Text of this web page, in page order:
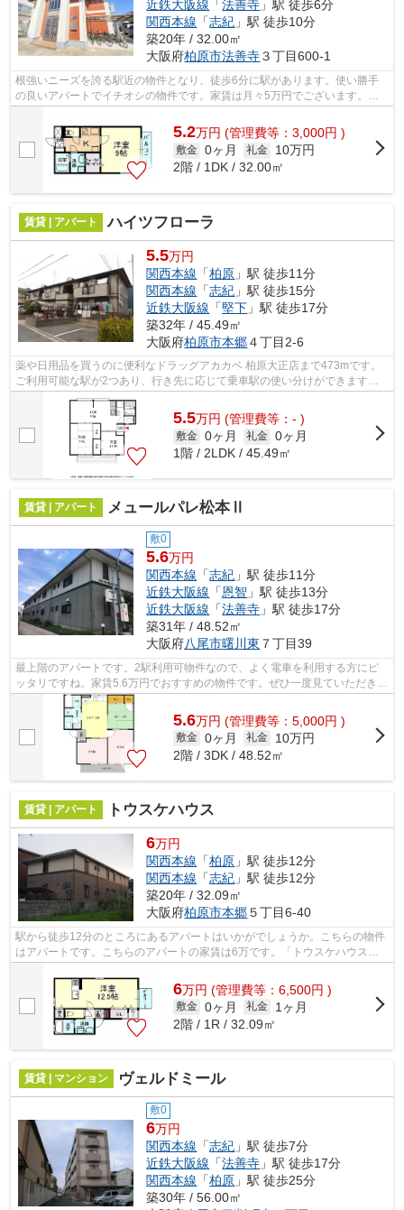
近鉄大阪線 「法善寺 」駅 徒歩6分
関西本線 「志紀 」駅 徒歩10分
築20年 / 32.00㎡
大阪府柏原市法善寺３丁目600-1
根強いニーズを誇る駅近の物件となり、徒歩6分に駅があります。使い勝手
の良いアパートでイチオシの物件です。家賃は月々5万円でございます。当
社イチオシの物件の「ボヌールせいざん...
5.2万円 (管理費等：3,000円 )
敷金 0ヶ月 礼金
10万円
2階 / 1DK / 32.00㎡
賃貸 | アパート ハイツフローラ
5.5万円
関西本線 「柏原 」駅 徒歩11分
関西本線 「志紀 」駅 徒歩15分
近鉄大阪線 「堅下 」駅 徒歩17分
築32年 / 45.49㎡
大阪府柏原市本郷４丁目2-6
薬や日用品を買うのに便利なドラッグアカカベ 柏原大正店まで473mです。
ご利用可能な駅が2つあり、行き先に応じて乗車駅の使い分けができます。
賃料10万円以下をご希望のお客様、ぜひ...
5.5万円 (管理費等：- )
敷金 0ヶ月 礼金 0ヶ月
1階 / 2LDK / 45.49㎡
賃貸 | アパート メュールパレ松本Ⅱ
敷0
5.6万円
関西本線 「志紀 」駅 徒歩11分
近鉄大阪線 「恩智 」駅 徒歩13分
近鉄大阪線 「法善寺 」駅 徒歩17分
築31年 / 48.52㎡
大阪府八尾市曙川東 ７丁目39
最上階のアパートです。2駅利用可物件なので、よく電車を利用する方にピ
ッタリですね。家賃5.6万円でおすすめの物件です。ぜひ一度見ていただきた
い、「メュールパレ松本Ⅱ」です。関西...
5.6万円 (管理費等：5,000円 )
敷金 0ヶ月 礼金
10万円
2階 / 3DK / 48.52㎡
賃貸 | アパート トウスケハウス
6万円
関西本線 「柏原 」駅 徒歩12分
関西本線 「志紀 」駅 徒歩12分
築20年 / 32.09㎡
大阪府柏原市本郷５丁目6-40
駅から徒歩12分のところにあるアパートはいかがでしょうか。こちらの物件
はアパートです。こちらのアパートの家賃は6万です。「トウスケハウス」
6万円 (管理費等：6,500円 )
敷金 0ヶ月 礼金
1ヶ月
2階 / 1R / 32.09㎡
賃貸 | マンション ヴェルドミール
敷0
6万円
関西本線 「志紀 」駅 徒歩7分
近鉄大阪線 「法善寺 」駅 徒歩17分
関西本線 「柏原 」駅 徒歩25分
築30年 / 56.00㎡